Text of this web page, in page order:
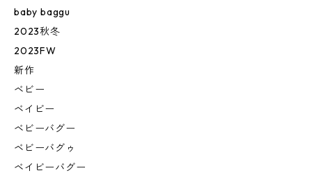
baby baggu
2023秋冬
2023FW
新作
ベビー
ベイビー
ベビーバグー
ベビーバグゥ
ベイビーバグー